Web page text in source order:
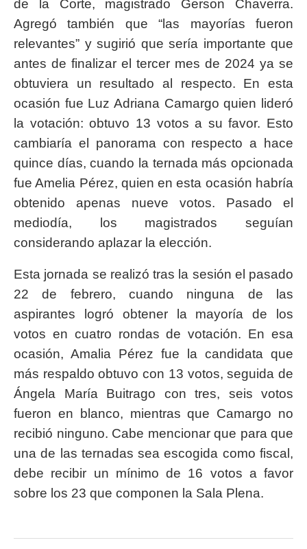
de la Corte, magistrado Gerson Chaverra.
Agregó también que “las mayorías fueron
relevantes” y sugirió que sería importante que
antes de finalizar el tercer mes de 2024 ya se
obtuviera un resultado al respecto. En esta
ocasión fue Luz Adriana Camargo quien lideró
la votación: obtuvo 13 votos a su favor. Esto
cambiaría el panorama con respecto a hace
quince días, cuando la ternada más opcionada
fue Amelia Pérez, quien en esta ocasión habría
obtenido apenas nueve votos. Pasado el
mediodía, los magistrados seguían
considerando aplazar la elección.
Esta jornada se realizó tras la sesión el pasado
22 de febrero, cuando ninguna de las
aspirantes logró obtener la mayoría de los
votos en cuatro rondas de votación. En esa
ocasión, Amalia Pérez fue la candidata que
más respaldo obtuvo con 13 votos, seguida de
Ángela María Buitrago con tres, seis votos
fueron en blanco, mientras que Camargo no
recibió ninguno. Cabe mencionar que para que
una de las ternadas sea escogida como fiscal,
debe recibir un mínimo de 16 votos a favor
sobre los 23 que componen la Sala Plena.